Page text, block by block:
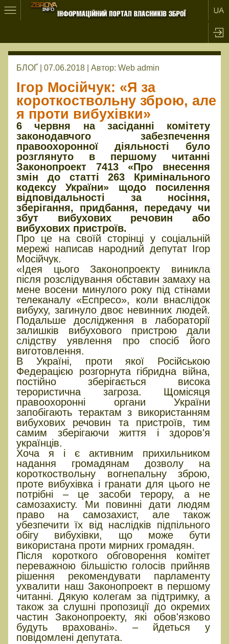
БЛОҐ | 07.06.2018 | Автор: Web admin
Ігор Мосійчук: «Я за
короткоствольну зброю, але
я проти вибухівки»
6 червня на засіданні комітету
законодавчого забезпечення
правоохоронної діяльності було
розглянуто в першому читанні
Законопроект 7413 «Про внесення
змін до статті 263 Кримінального
кодексу України» щодо посилення
відповідальності за носіння,
зберігання, придбання, передачу чи
збут вибухових речовин або
вибухових пристроїв.
Про це на своїй сторінці у соціальній
мережі написав народний депутат Ігор
Мосійчук.
«Ідея цього Законопроекту виникла
після розслідування обставин замаху на
мене восени минулого року під стінами
телеканалу «Еспресо», коли внаслідок
вибуху, загинуло двоє невинних людей.
Подальше дослідження в лабораторії
залишків вибухового пристрою дали
слідству уявлення про спосіб його
виготовлення.
В Україні, проти якої Російською
Федерацією розгорнута гібридна війна,
постійно зберігається висока
терористична загроза. Щомісяця
правоохоронні органи України
запобігають терактам з використанням
вибухових речовин та пристроїв, тим
самим зберігаючи життя і здоров'я
українців.
Хоча я і є активним прихильником
надання громадянам дозволу на
короткоствольну вогнепальну зброю,
проте вибухівка і гранати для цього не
потрібні – це засоби терору, а не
самозахисту. Ми повинні дати людям
право на самозахист, але також
убезпечити їх від наслідків підпільного
обігу вибухівки, що може бути
використана проти мирних громадян.
Після короткого обговорення комітет
переважною більшістю голосів прийняв
рішення рекомендувати парламенту
ухвалити наш Законопроект в першому
читанні. Дякую колегам за підтримку, а
також за слушні пропозиції до окремих
частин Законопроекту, які обов'язково
будуть враховані». – йдеться у
повідомлені депутата.